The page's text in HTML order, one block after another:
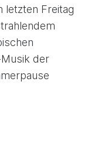
letzten Freitag
der